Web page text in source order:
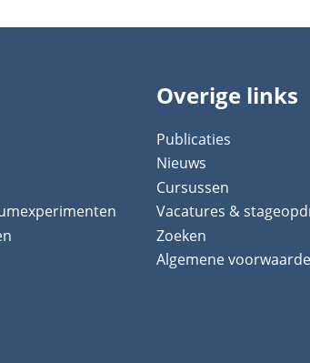
Overige links
Publicaties
Nieuws
Cursussen
Vacatures &
Zoeken
Algemene